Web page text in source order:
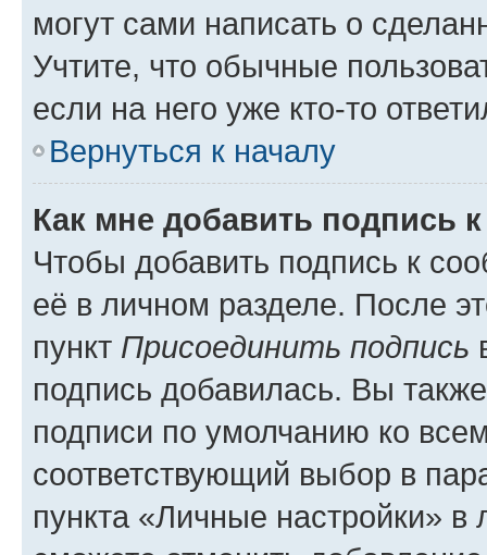
могут сами написать о
Учтите, что обычные
если на него уже кто-то
Вернуться к началу
Как мне добавить подпись
Чтобы добавить подпись к
её в личном разделе. После
пункт Присоединить подпись
подпись добавилась. Вы
подписи по умолчанию ко
соответствующий выбор в
пункта «Личные настройки»